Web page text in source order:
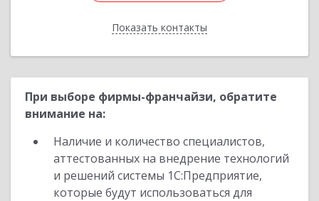
Показать контакты
Назад
При выборе фирмы-франчайзи, обратите
внимание на:
Наличие и количество специалистов,
аттестованных на внедрение технологий
и решений системы 1С:Предприятие,
которые будут использоваться для